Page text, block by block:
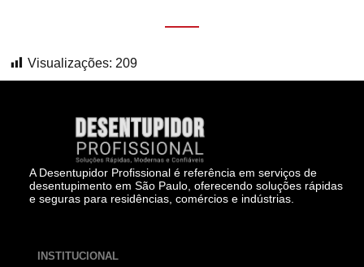
Visualizações: 209
A Desentupidor Profissional é referência em serviços de
desentupimento em São Paulo, oferecendo soluções rápidas
e seguras para residências, comércios e indústrias.
INSTITUCIONAL